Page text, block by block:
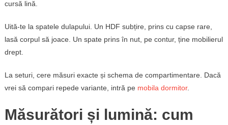
cursă lină.
Uită-te la spatele dulapului. Un HDF subțire, prins cu capse rare,
lasă corpul să joace. Un spate prins în nut, pe contur, ține mobilierul
drept.
La seturi, cere măsuri exacte și schema de compartimentare. Dacă
vrei să compari repede variante, intră pe mobila dormitor.
Măsurători și lumină: cum